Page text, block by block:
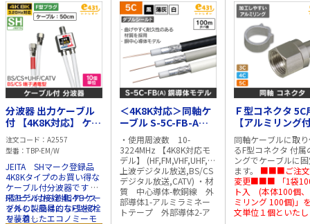
50g ・握り部幅：
47.5mm ・厚さ：6.8mm
・バネ付き
分波器 出力ケーブル
付 【4K8K対応】 ケー
ブル長:50cm【10個
単位】
注文コード
A2557
型番
TBP-EM/W
JEITA SHマーク登録品
4K8Kタイプのお買い得な
ケーブル付分波器です 従
来モデルから樹脂ケース
を外し、簡易的なF型接栓
を装着したエコノミーモ
F型ピン付接栓 4C-FBケー
ブルの製品はこちらをク
リック
＜4K8K対応＞同軸ケ
ーブル S-5C-FB-A
100m巻 (黒)
・使用周波数 10-
3224MHz 【4K8K対応モ
デル】 (HF,FM,VHF,UHF,地
上波デジタル放送,BS/CS
デジタル放送,CATV) ・材
質 中心導体-軟銅線 外
部導体1-アルミラミネー
トテープ 外部導体2-ア
Ｆ型コネクタ 5C
【アルミリング
軸ケーブル用接
袋＝100個入
同軸ケーブルに取
るF型コネクタ 付属
ングでケーブルに
ます。 ■■■ご注文
変更■■■ 「1袋
ト入 (本体100個
ミリング 100個)」
文単位１個といた